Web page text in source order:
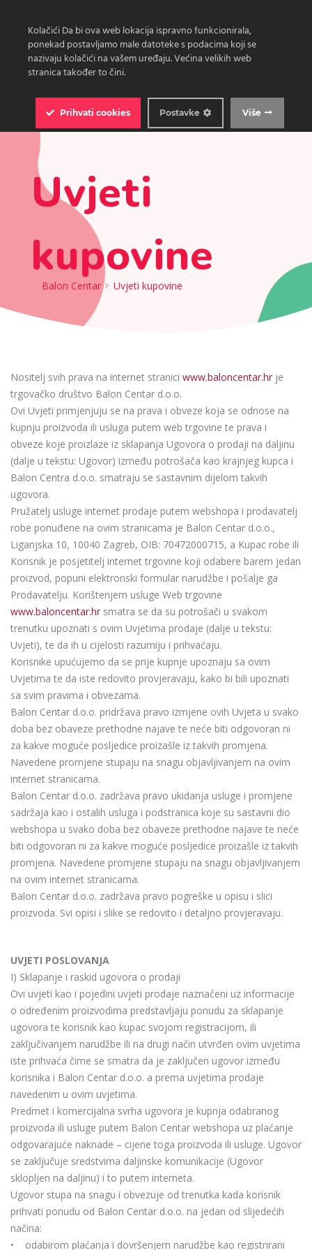
Uvjeti
kupovine
Balon Centar Uvjeti kupovine
Nositelj svih prava na internet stranici www.baloncentar.hr je
trgovačko društvo Balon Centar d.o.o.
Ovi Uvjeti primjenjuju se na prava i obveze koja se odnose na
kupnju proizvoda ili usluga putem web trgovine te prava i
obveze koje proizlaze iz sklapanja Ugovora o prodaji na daljinu
(dalje u tekstu: Ugovor) između potrošača kao krajnjeg kupca i
Balon Centra d.o.o. smatraju se sastavnim dijelom takvih
ugovora.
Pružatelj usluge internet prodaje putem webshopa i prodavatelj
robe ponuđene na ovim stranicama je Balon Centar d.o.o.,
Liganjska 10, 10040 Zagreb, OIB: 70472000715, a Kupac robe ili
Korisnik je posjetitelj internet trgovine koji odabere barem jedan
proizvod, popuni elektronski formular narudžbe i pošalje ga
Prodavatelju. Korištenjem usluge Web trgovine
www.baloncentar.hr smatra se da su potrošači u svakom
trenutku upoznati s ovim Uvjetima prodaje (dalje u tekstu:
Uvjeti), te da ih u cijelosti razumiju i prihvaćaju.
Korisnike upućujemo da se prije kupnje upoznaju sa ovim
Uvjetima te da iste redovito provjeravaju, kako bi bili upoznati
sa svim pravima i obvezama.
Balon Centar d.o.o. pridržava pravo izmjene ovih Uvjeta u svako
doba bez obaveze prethodne najave te neće biti odgovoran ni
za kakve moguće posljedice proizašle iz takvih promjena.
Navedene promjene stupaju na snagu objavljivanjem na ovim
internet stranicama.
Balon Centar d.o.o. zadržava pravo ukidanja usluge i promjene
sadržaja kao i ostalih usluga i podstranica koje su sastavni dio
webshopa u svako doba bez obaveze prethodne najave te neće
biti odgovoran ni za kakve moguće posljedice proizašle iz takvih
promjena. Navedene promjene stupaju na snagu objavljivanjem
na ovim internet stranicama.
Balon Centar d.o.o. zadržava pravo pogreške u opisu i slici
proizvoda. Svi opisi i slike se redovito i detaljno provjeravaju.
UVJETI POSLOVANJA
I) Sklapanje i raskid ugovora o prodaji
Ovi uvjeti kao i pojedini uvjeti prodaje naznačeni uz informacije
o određenim proizvodima predstavljaju ponudu za sklapanje
ugovora te korisnik kao kupac svojom registracijom, ili
zaključivanjem narudžbe ili na drugi način utvrđen ovim uvjetima
iste prihvaća čime se smatra da je zaključen ugovor između
korisnika i Balon Centar d.o.o. a prema uvjetima prodaje
navedenim u ovim uvjetima.
Predmet i komercijalna svrha ugovora je kupnja odabranog
proizvoda ili usluge putem Balon Centar webshopa uz plaćanje
odgovarajuće naknade – cijene toga proizvoda ili usluge. Ugovor
se zaključuje sredstvima daljinske komunikacije (Ugovor
sklopljen na daljinu) i to putem interneta.
Ugovor stupa na snagu i obvezuje od trenutka kada korisnik
prihvati ponudu od Balon Centar d.o.o. na jedan od slijedećih
načina:
• odabirom plaćanja i dovršenjem narudžbe kao registrirani
Kolačići Da bi ova web lokacija ispravno funkcionirala,
ponekad postavljamo male datoteke s podacima koji se
nazivaju kolačići na vašem uređaju. Većina velikih web
stranica također to čini.
Prihvati cookies Više
Postavke